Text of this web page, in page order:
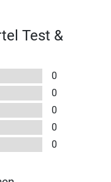
Test &
0
0
0
0
0